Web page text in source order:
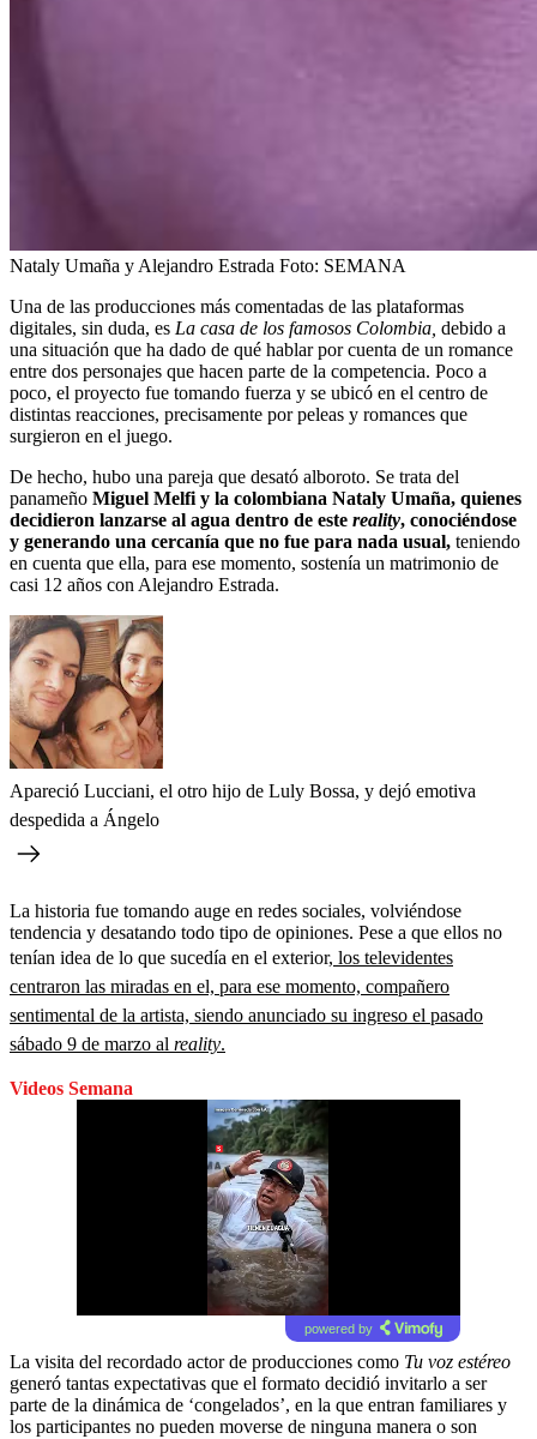
Nataly Umaña y Alejandro Estrada Foto: SEMANA
Una de las producciones más comentadas de las plataformas
digitales, sin duda, es La casa de los famosos Colombia, debido a
una situación que ha dado de qué hablar por cuenta de un romance
entre dos personajes que hacen parte de la competencia. Poco a
poco, el proyecto fue tomando fuerza y se ubicó en el centro de
distintas reacciones, precisamente por peleas y romances que
surgieron en el juego.
De hecho, hubo una pareja que desató alboroto. Se trata del
panameño Miguel Melfi y la colombiana Nataly Umaña, quienes
decidieron lanzarse al agua dentro de este reality, conociéndose
y generando una cercanía que no fue para nada usual, teniendo
en cuenta que ella, para ese momento, sostenía un matrimonio de
casi 12 años con Alejandro Estrada.
Apareció Lucciani, el otro hijo de Luly Bossa, y dejó emotiva
despedida a Ángelo
La historia fue tomando auge en redes sociales, volviéndose
tendencia y desatando todo tipo de opiniones. Pese a que ellos no
tenían idea de lo que sucedía en el exterior, los televidentes
centraron las miradas en el, para ese momento, compañero
sentimental de la artista, siendo anunciado su ingreso el pasado
sábado 9 de marzo al reality.
Videos Semana
powered by
La visita del recordado actor de producciones como Tu voz estéreo
generó tantas expectativas que el formato decidió invitarlo a ser
parte de la dinámica de ‘congelados’, en la que entran familiares y
los participantes no pueden moverse de ninguna manera o son